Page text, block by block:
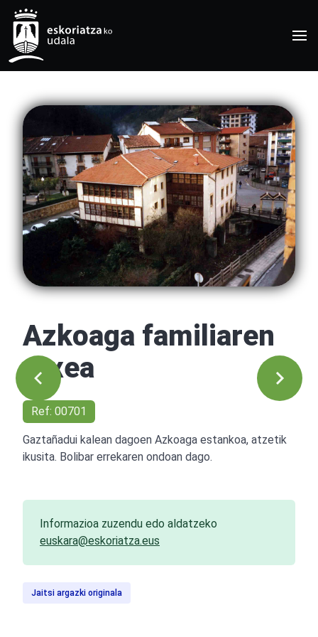
Azkoaga familiaren
etxea
Ref: 00701
Gaztañadui kalean dagoen Azkoaga estankoa, atzetik
ikusita. Bolibar errekaren ondoan dago.
Informazioa zuzendu edo aldatzeko
euskara@eskoriatza.eus
Jaitsi argazki originala